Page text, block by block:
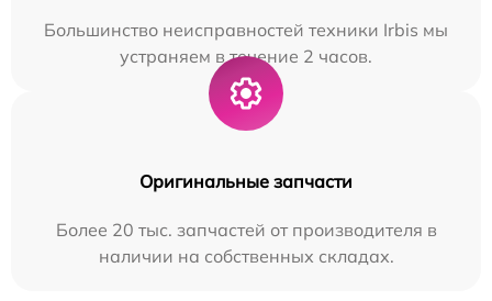
Большинство неисправностей техники Irbis мы
устраняем в течение 2 часов.
Оригинальные запчасти
Более 20 тыс. запчастей от производителя в
наличии на собственных складах.